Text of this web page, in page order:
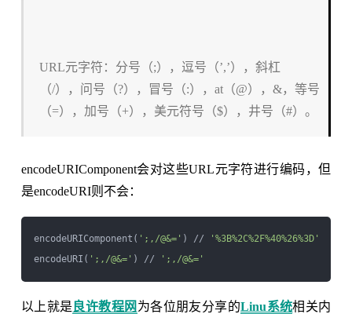
URL元字符：分号（;），逗号（’,’），斜杠
（/），问号（?），冒号（:），at（@），&，等号
（=），加号（+），美元符号（$），井号（#）。
encodeURIComponent会对这些URL元字符进行编码，但
是encodeURI则不会：
encodeURIComponent( ';,/@&=' ) //
'%3B%2C%2F%40%26%3D'
encodeURI( ';,/@&=' ) // ';,/@&='
以上就是 良许教程网 为各位朋友分享的Linu系统相关内